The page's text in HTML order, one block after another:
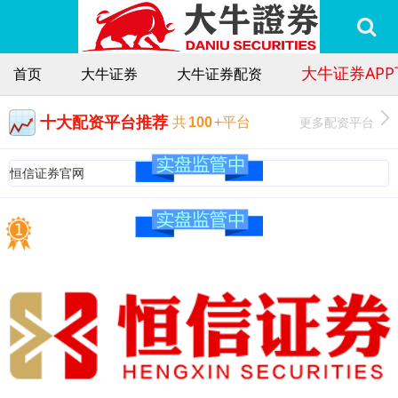
首页 大牛证券 大牛证券配资 大牛证券
十大配资平台推荐 共100+平台 更多配资平台
恒信证券官网